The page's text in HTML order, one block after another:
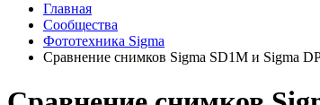
Главная
Сообщества
Фототехника Sigma
Сравнение снимков Sigma SD1M и Sigma